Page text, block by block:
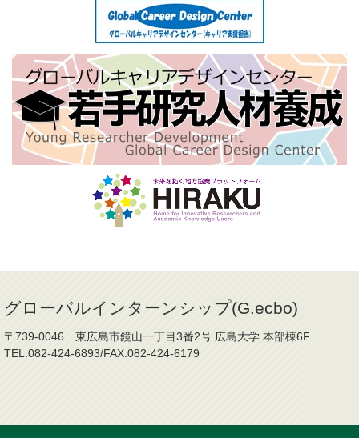
グローバルインターンシップ(G.ecbo)
〒739-0046 東広島市鏡山一丁目3番2号 広島大学 本部棟6F
TEL:082-424-6893/FAX:082-424-6179